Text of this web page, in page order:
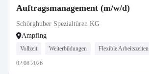
Auftragsmanagement (m/w/d)
Schörghuber Spezialtüren KG
Ampfing
Vollzeit Weiterbildungen Flexible Arbeitszeiten
02.08.2026